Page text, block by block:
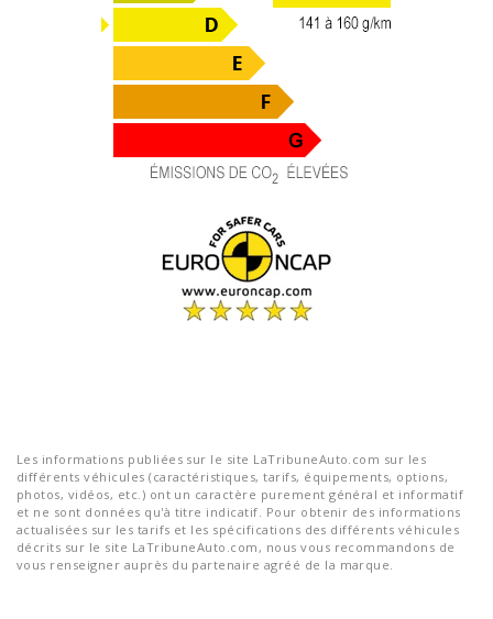
Les informations publiées sur le site LaTribuneAuto.com sur les
différents véhicules (caractéristiques, tarifs, équipements, options,
photos, vidéos, etc.) ont un caractère purement général et informatif
et ne sont données qu'à titre indicatif. Pour obtenir des informations
actualisées sur les tarifs et les spécifications des différents véhicules
décrits sur le site LaTribuneAuto.com, nous vous recommandons de
vous renseigner auprès du partenaire agréé de la marque.